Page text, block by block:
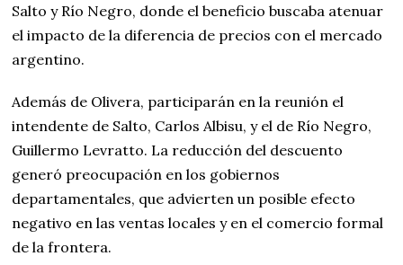
Salto y Río Negro, donde el beneficio buscaba atenuar
el impacto de la diferencia de precios con el mercado
argentino.
Además de Olivera, participarán en la reunión el
intendente de Salto, Carlos Albisu, y el de Río Negro,
Guillermo Levratto. La reducción del descuento
generó preocupación en los gobiernos
departamentales, que advierten un posible efecto
negativo en las ventas locales y en el comercio formal
de la frontera.